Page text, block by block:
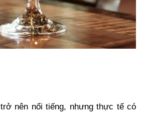
nên nổi tiếng, nhưng thực tế có